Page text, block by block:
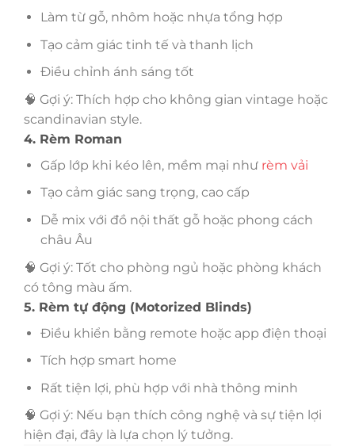
Làm từ gỗ, nhôm hoặc nhựa tổng hợp
Tạo cảm giác tinh tế và thanh lịch
Điều chỉnh ánh sáng tốt
🧠 Gợi ý: Thích hợp cho không gian vintage hoặc
scandinavian style.
4. Rèm Roman
Gấp lớp khi kéo lên, mềm mại như rèm vải
Tạo cảm giác sang trọng, cao cấp
Dễ mix với đồ nội thất gỗ hoặc phong cách
châu Âu
🧠 Gợi ý: Tốt cho phòng ngủ hoặc phòng khách
có tông màu ấm.
5. Rèm tự động (Motorized Blinds)
Điều khiển bằng remote hoặc app điện thoại
Tích hợp smart home
Rất tiện lợi, phù hợp với nhà thông minh
🧠 Gợi ý: Nếu bạn thích công nghệ và sự tiện lợi
hiện đại, đây là lựa chọn lý tưởng.